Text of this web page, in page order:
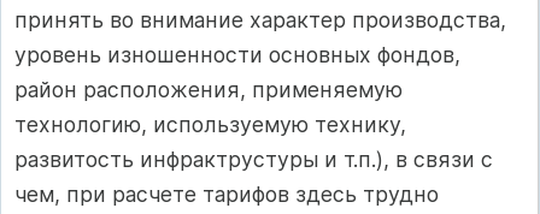
принять во внимание характер производства,
уровень изношенности основных фондов,
район расположения, применяемую
технологию, используемую технику,
развитость инфрактрустуры и т.п.), в связи с
чем, при расчете тарифов здесь трудно